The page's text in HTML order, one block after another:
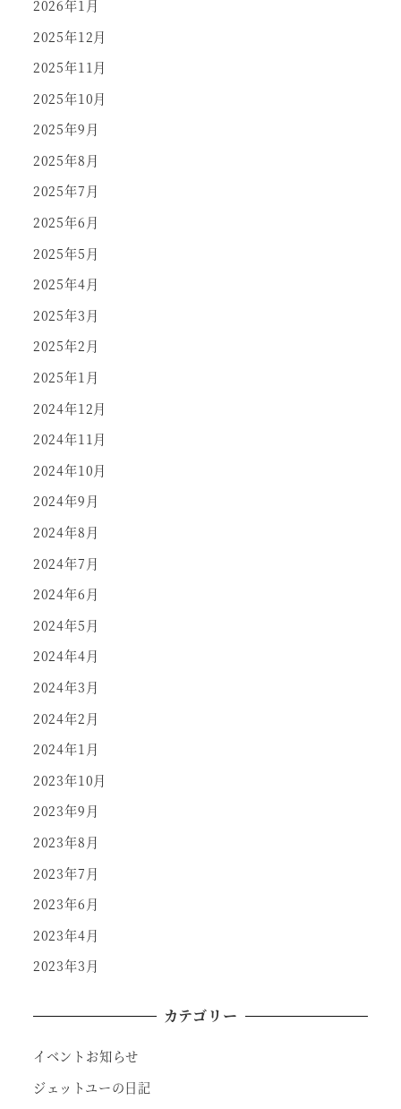
2026年1月
2025年12月
2025年11月
2025年10月
2025年9月
2025年8月
2025年7月
2025年6月
2025年5月
2025年4月
2025年3月
2025年2月
2025年1月
2024年12月
2024年11月
2024年10月
2024年9月
2024年8月
2024年7月
2024年6月
2024年5月
2024年4月
2024年3月
2024年2月
2024年1月
2023年10月
2023年9月
2023年8月
2023年7月
2023年6月
2023年4月
2023年3月
カテゴリー
イベントお知らせ
ジェットユーの日記